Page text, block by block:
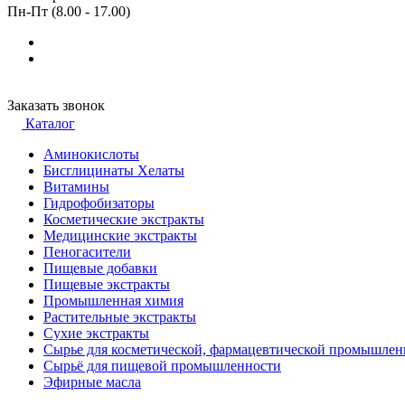
Пн-Пт (8.00 - 17.00)
Заказать звонок
Каталог
Аминокислоты
Бисглицинаты Хелаты
Витамины
Гидрофобизаторы
Косметические экстракты
Медицинские экстракты
Пеногасители
Пищевые добавки
Пищевые экстракты
Промышленная химия
Растительные экстракты
Сухие экстракты
Сырье для косметической, фармацевтической
Сырьё для пищевой промышленности
Эфирные масла